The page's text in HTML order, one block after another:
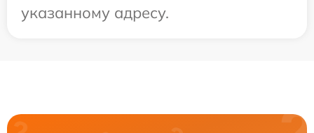
указанному адресу.